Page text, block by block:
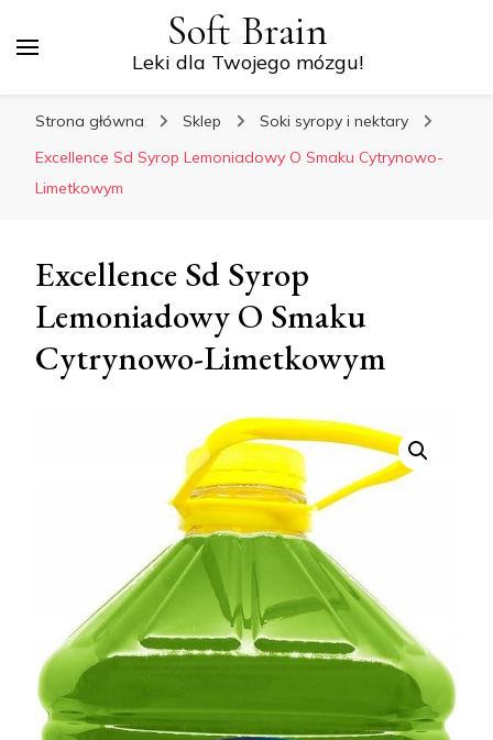
Soft Brain
Leki dla Twojego mózgu!
Strona główna Sklep
Soki syropy i nektary
Excellence Sd Syrop Lemoniadowy O Smaku Cytrynowo-
Limetkowym
Excellence Sd Syrop
Lemoniadowy O Smaku
Cytrynowo-Limetkowym